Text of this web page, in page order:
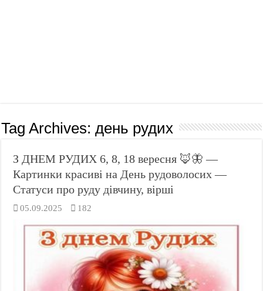
Tag Archives:день рудих
З ДНЕМ РУДИХ 6, 8, 18 вересня 🦊🦋 —
Картинки красиві на День рудоволосих —
Статуси про руду дівчину, вірші
05.09.2025 182